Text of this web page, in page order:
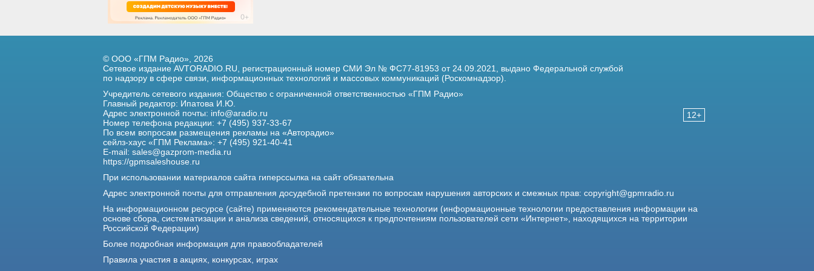
12+
© ООО «ГПМ Радио», 2026
Сетевое издание AVTORADIO.RU, регистрационный номер СМИ Эл № ФС77-81953 от 24.09.2021,
выдано Федеральной службой
по надзору в сфере связи,
информационных технологий и массовых коммуникаций (Роскомнадзор).
Учредитель сетевого издания: Общество с ограниченной ответственностью «ГПМ Радио»
Главный редактор: Ипатова И.Ю.
Адрес электронной почты: info@aradio.ru
Номер телефона редакции: +7 (495) 937-33-67
По всем вопросам размещения рекламы на «Авторадио»
сейлз-хаус «ГПМ Реклама»: +7 (495) 921-40-41
E-mail: sales@gazprom-media.ru
https://gpmsaleshouse.ru
При использовании материалов сайта гиперссылка на сайт обязательна
Адрес электронной почты для отправления досудебной претензии по вопросам нарушения авторских и смежных прав: copyright@gpmradio.ru
На информационном ресурсе (сайте) применяются рекомендательные технологии (информационные технологии предоставления информации на
основе сбора, систематизации и анализа сведений, относящихся к предпочтениям пользователей сети «Интернет», находящихся на территории
Российской Федерации)
Более подробная информация для правообладателей
Правила участия в акциях, конкурсах, играх